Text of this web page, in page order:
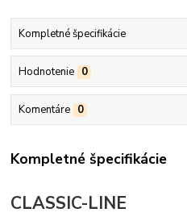
Kompletné špecifikácie
Hodnotenie 0
Komentáre 0
Kompletné špecifikácie
CLASSIC-LINE